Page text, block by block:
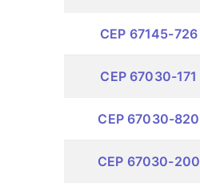
CEP 67145-726
CEP 67030-171
CEP 67030-820
CEP 67030-200